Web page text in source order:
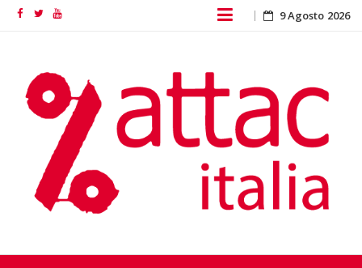
FacebookTwitterYouTube Skip
content
9 Agosto 2026